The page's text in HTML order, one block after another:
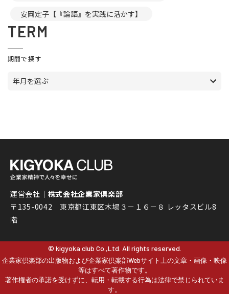
安岡定子【『論語』を実践に活かす】
TERM
期間で探す
年月を選ぶ
運営会社｜ 株式会社企業家倶楽部
〒135-0042 東京都江東区木場３－１６－８ レッタスビル8
階
© kigyoka club Co.,Ltd. All rights reserved.
企業家倶楽部の出版物および企業家倶楽部Webサイト上の文章・画像・映像
等はすべて著作物です。
著作権者の承諾を受けずに、転用・転載する行為は法律で禁じられていま
す。